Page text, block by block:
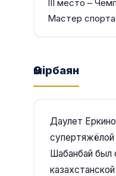
ІІІ место –
Мастер спорта
Өмірбаян
Даулет
супертяжёлой
Шабанбай был